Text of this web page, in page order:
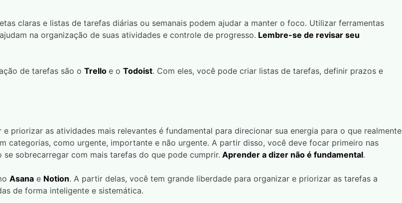
claras e listas de tarefas diárias ou semanais podem ajudar a manter o foco. Utilizar ferramentas
na organização de suas atividades e controle de progresso. Lembre-se de revisar seu
de tarefas são o Trello e o Todoist. Com eles, você pode criar listas de tarefas, definir prazos e
priorizar as atividades mais relevantes é fundamental para direcionar sua energia para o que realmente
categorias, como urgente, importante e não urgente. A partir disso, você deve focar primeiro nas
sobrecarregar com mais tarefas do que pode cumprir. Aprender a dizer não é fundamental.
Asana e Notion. A partir delas, você tem grande liberdade para organizar e priorizar as tarefas a
de forma inteligente e sistemática.